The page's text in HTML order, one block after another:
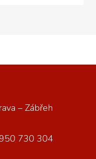
– Zábřeh
730 304